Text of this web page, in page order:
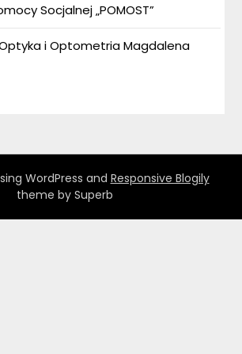
Socjalnej „POMOST”
i Optometria Magdalena
WordPress and Responsive Blogily
theme by Superb